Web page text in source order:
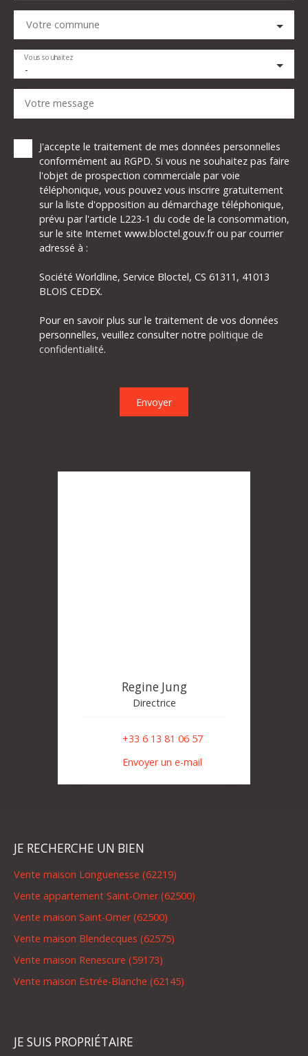
Votre commune
-
Vous souhaitez
Votre message
J'accepte le traitement de mes données personnelles
conformément au RGPD. Si vous ne souhaitez pas faire
l'objet de prospection commerciale par voie
téléphonique, vous pouvez vous inscrire gratuitement
sur la liste d'opposition au démarchage téléphonique,
prévu par l'article L223-1 du code de la consommation,
sur le site Internet www.bloctel.gouv.fr ou par courrier
adressé à :
Société Worldline, Service Bloctel, CS 61311, 41013
BLOIS CEDEX.
Pour en savoir plus sur le traitement de vos données
personnelles, veuillez consulter notre politique de
confidentialité.
Envoyer
Regine Jung
Directrice
+33 6 13 81 06 57
Envoyer un e-mail
JE RECHERCHE UN BIEN
Vente maison Longuenesse (62219)
Vente appartement Saint-Omer (62500)
Vente maison Saint-Omer (62500)
Vente maison Blendecques (62575)
Vente maison Renescure (59173)
Vente maison Estrée-Blanche (62145)
JE SUIS PROPRIÉTAIRE